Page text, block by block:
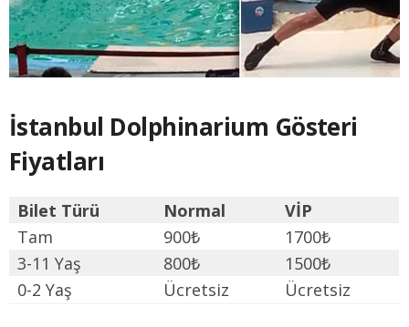
İstanbul Dolphinarium Gösteri
Fiyatları
Bilet Türü Normal
VİP
Tam
900₺
1700₺
3-11 Yaş
800₺
1500₺
0-2 Yaş
Ücretsiz Ücretsiz